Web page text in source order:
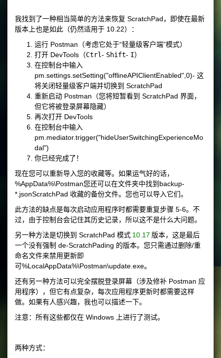
我找到了一种相当简单的方法来恢复 ScratchPad，即使在最新
版本上也是如此（仍然适用于 10.22）：
运行 Postman（考虑它处于“轻量级客户端”模式）
打开 DevTools（Ctrl- Shift- I）
在控制台中输入
pm.settings.setSetting("offlineAPIClientEnabled",0)- 这
将关闭轻量级客户端并切换到 ScratchPad
重新启动 Postman（您将短暂看到 ScratchPad 界面，
但它将被登录屏幕隐藏）
再次打开 DevTools
在控制台中输入
pm.mediator.trigger("hideUserSwitchingExperienceMo
dal")
你已经完成了！
现在您可以重新导入您的收藏等。如果运气好的话，
%AppData%\Postman您还可以在文件夹中找到 backup-
*.jsonScratchPad 收藏的备份文件。您也可以导入它们。
此方法的缺点是每次启动应用程序时都需要重复步骤 5-6。不
过，由于控制台会记住其历史记录，所以这不是什么大问题。
另一种方法是切换到 ScratchPad 模式 10.17 版本，这是最后
一个没有强制 de-ScratchPading 的版本。您只需通过删除/重
命名文件来禁用更新即
可%LocalAppData%\Postman\update.exe。
还有另一种方法可以完全摆脱登录屏幕（涉及修补 Postman 应
用程序），但它有点复杂，每次应用程序更新时都需要这样
做。如果有人感兴趣，我也可以描述一下。
注意：所有这些都仅在 Windows 上进行了测试。
两种方式：